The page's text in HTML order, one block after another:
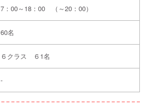
7：00～18：00 （～20：00）
60名
６クラス ６1名
-